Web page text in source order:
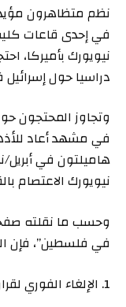
نظم متظاهرون
في إحدى قاعات
نيويورك بأميركا،
دراسيا حول
وتجاوز المحتجون
في مشهد أعاد
هاميلتون في
نيويورك الاعتصام
وحسب ما نقلته
في فلسطين”، فإن
1. الإلغاء الفوري لقرار طرد الطالبين من كلية برنارد.